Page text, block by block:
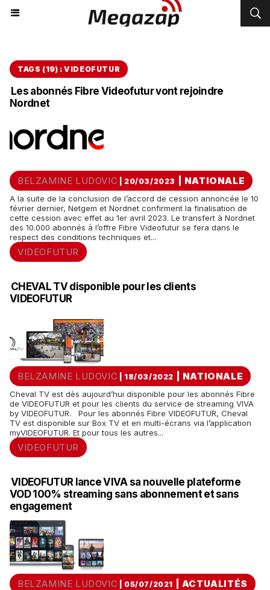
TAGS (19) : VIDEOFUTUR
Les abonnés Fibre Videofutur vont rejoindre
Nordnet
BELZAMINE LUDOVIC | 20/03/2023 NATIONALE
A la suite de la conclusion de l’accord de cession annoncée le 10
février dernier, Netgem et Nordnet confirment la finalisation de
cette cession avec effet au 1er avril 2023. Le transfert à Nordnet
des 10.000 abonnés à l’offre Fibre Videofutur se fera dans le
respect des conditions techniques et...
VIDEOFUTUR
CHEVAL TV disponible pour les clients
VIDEOFUTUR
BELZAMINE LUDOVIC | 18/03/2022 NATIONALE
Cheval TV est dès aujourd’hui disponible pour les abonnés Fibre
de VIDEOFUTUR et pour les clients du service de streaming VIVA
by VIDEOFUTUR. Pour les abonnés Fibre VIDEOFUTUR, Cheval
TV est disponible sur Box TV et en multi-écrans via l’application
myVIDEOFUTUR. Et pour tous les autres...
VIDEOFUTUR
VIDEOFUTUR lance VIVA sa nouvelle plateforme
VOD 100% streaming sans abonnement et sans
engagement
BELZAMINE LUDOVIC | 05/07/2021 ACTUALITÉS